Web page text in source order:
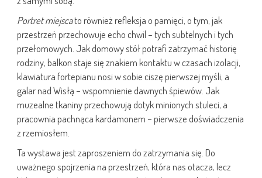
Portret miejscato również refleksja o pamięci, o tym, jak
przestrzeń przechowuje echo chwil – tych subtelnych i tych
przełomowych. Jak domowy stół potrafi zatrzymać historię
rodziny, balkon staje się znakiem kontaktu w czasach izolacji,
klawiatura fortepianu nosi w sobie ciszę pierwszej myśli, a
galar nad Wisłą – wspomnienie dawnych śpiewów. Jak
muzealne tkaniny przechowują dotyk minionych stuleci, a
pracownia pachnąca kardamonem – pierwsze doświadczenia
z rzemiosłem.
Ta wystawa jest zaproszeniem do zatrzymania się. Do
uważnego spojrzenia na przestrzeń, która nas otacza, lecz